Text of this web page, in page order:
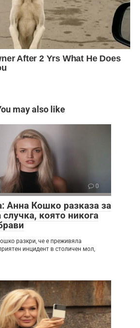
may also like
0
Анна Кошко разказа за
която никога
разкри, че е преживяла
инцидент в столичен мол,